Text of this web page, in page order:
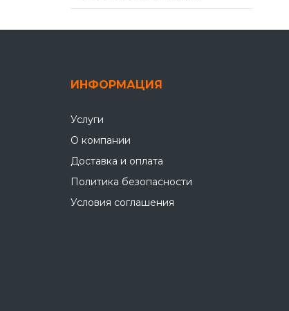
ИНФОРМАЦИЯ
Услуги
О компании
Доставка и оплата
Политика безопасности
Условия соглашения